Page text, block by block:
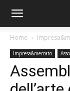
Home
Impresa&mercato